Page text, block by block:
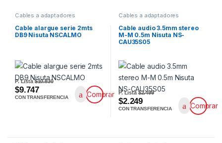
Cables a adaptadores
Cable alargue serie 2mts
DB9 Nisuta NSCALMO
P. Lista$10.830
$9.747
CON TRANSFERENCIA Comprar
Cables a adaptadores
Cable audio 3.5mm stereo
M-M 0.5m Nisuta NS-
CAU35S05
P. Lista$2.499
$2.249
CON TRANSFERENCIA Comprar